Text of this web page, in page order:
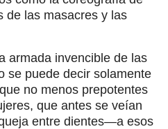
de las masacres y las
armada invencible de las
puede decir solamente
no menos prepotentes
que antes se veían
entre dientes—a esos